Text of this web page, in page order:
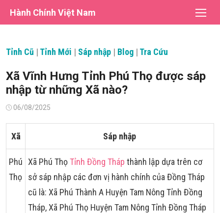
Hành Chính Việt Nam
Tỉnh Cũ | Tỉnh Mới | Sáp nhập | Blog | Tra Cứu
Xã Vĩnh Hưng Tỉnh Phú Thọ được sáp
nhập từ những Xã nào?
Đăng06/08/2025
Xã Sáp nhập
Phú
Thọ
Xã Phú ThọTỉnh Đồng Tháp thành lập dựa trên cơ
sở sáp nhập các đơn vị hành chính của Đồng Tháp
cũ là: Xã Phú Thành A Huyện Tam Nông Tỉnh Đồng
Tháp, Xã Phú Thọ Huyện Tam Nông Tỉnh Đồng Tháp